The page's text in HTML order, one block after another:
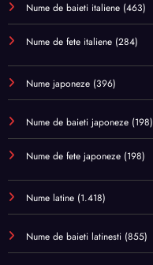
Nume de baieti italiene (463)
Nume de fete italiene (284)
Nume japoneze (396)
Nume de baieti japoneze (198)
Nume de fete japoneze (198)
Nume latine (1.418)
Nume de baieti latinesti (855)